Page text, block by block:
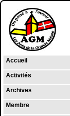
Accueil
Activités
Archives
Membre